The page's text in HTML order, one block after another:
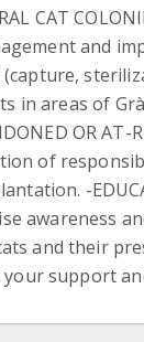
CAT
and
(capture,
in areas of
OR AT-
of
-
awareness
and their
support